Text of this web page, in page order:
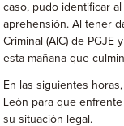
caso, pudo identificar
aprehensión. Al tener
Criminal (AIC) de PGJE
esta mañana que
En las siguientes
León para que
su situación legal.